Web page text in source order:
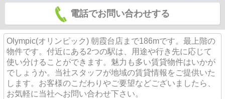
電話でお問い合わせする
Olympic(オリンピック) 朝霞台店まで186mです。最上階の
物件です。付近にある2つの駅は、用途や行き先に応じて
使い分けることができます。魅力も多い賃貸物件はいかが
でしょうか。当社スタッフが地域の賃貸情報をご提供いた
します。お客様のこだわりやご要望などございましたら、
お気軽に当社へお問い合わせ下さい。